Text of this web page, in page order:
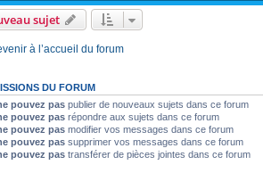
sujet
à l’accueil du forum
DU FORUM
pouvez pas publier de nouveaux sujets dans ce forum
pouvez pas répondre aux sujets dans ce forum
pouvez pas modifier vos messages dans ce forum
pouvez pas supprimer vos messages dans ce forum
pouvez pas transférer de pièces jointes dans ce forum